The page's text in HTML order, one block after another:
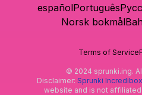
españolPortuguês
Norsk bokmål
Terms of Service
© 2024 sprunki.ing.
Disclaimer: Sprunki
website and is not